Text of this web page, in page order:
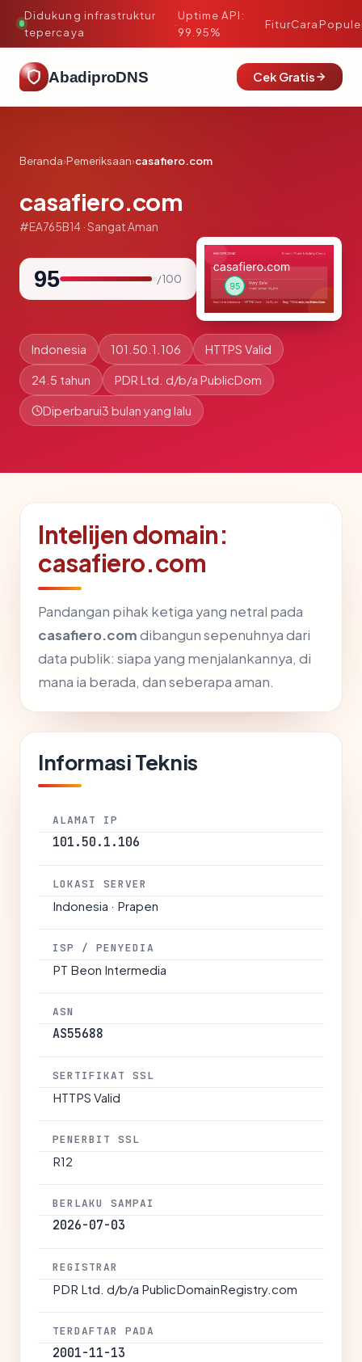
Didukung infrastruktur
tepercaya
·
Uptime API:
99.95%
FiturCara
AbadiproDNS Cek Gratis
Beranda›Pemeriksaan›casafiero.com
casafiero.com
#EA765B14 · Sangat Aman
95 / 100
Indonesia 101.50.1.106 HTTPS Valid
24.5 tahun PDR Ltd. d/b/a PublicDom
Diperbarui3 bulan yang lalu
Intelijen domain:
casafiero.com
Pandangan pihak ketiga yang netral pada
casafiero.comdibangun sepenuhnya dari
data publik: siapa yang menjalankannya, di
mana ia berada, dan seberapa aman.
Informasi Teknis
ALAMAT IP
101.50.1.106
LOKASI SERVER
Indonesia · Prapen
ISP / PENYEDIA
PT Beon Intermedia
ASN
AS55688
SERTIFIKAT SSL
HTTPS Valid
PENERBIT SSL
R12
BERLAKU SAMPAI
2026-07-03
REGISTRAR
PDR Ltd. d/b/a PublicDomainRegistry.com
TERDAFTAR PADA
2001-11-13